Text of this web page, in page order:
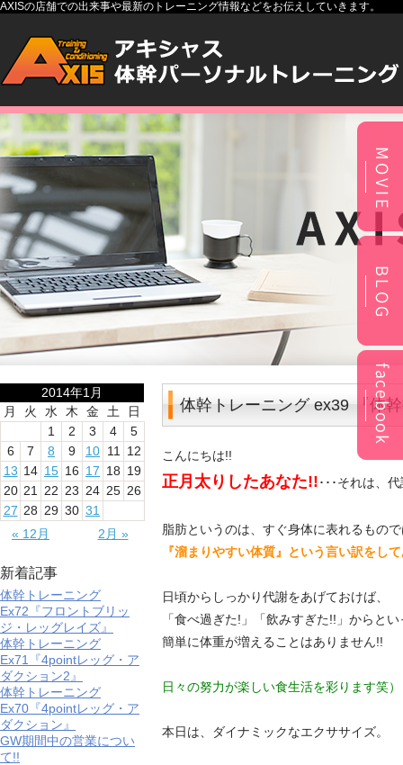
AXISの店舗での出来事や最新のトレーニング情報などをお伝えしていきます。
2014年1月
月
火 水 木 金 土 日
« 12月 2月 »
1 2 3 4
5
6
7 8 9 10 11
12
13 14 15 16 17 18 19
20 21 22 23 24 25 26
27 28 29 30 31
新着記事
体幹トレーニング
Ex72『フロントブリッ
ジ・レッグレイズ』
体幹トレーニング
Ex71『4pointレッグ・ア
ダクション2』
体幹トレーニング
Ex70『4pointレッグ・ア
ダクション』
GW期間中の営業につい
て!!
体幹トレーニング ex39 『体
こんにちは!!
正月太りしたあなた!!･･･それは、
脂肪というのは、すぐ身体に表れるもの
『溜まりやすい体質』という言い訳をし
日頃からしっかり代謝をあげておけば、
「食べ過ぎた!」「飲みすぎた!!」からとい
簡単に体重が増えることはありません!!
日々の努力が楽しい食生活を彩ります笑
本日は、ダイナミックなエクササイズ。